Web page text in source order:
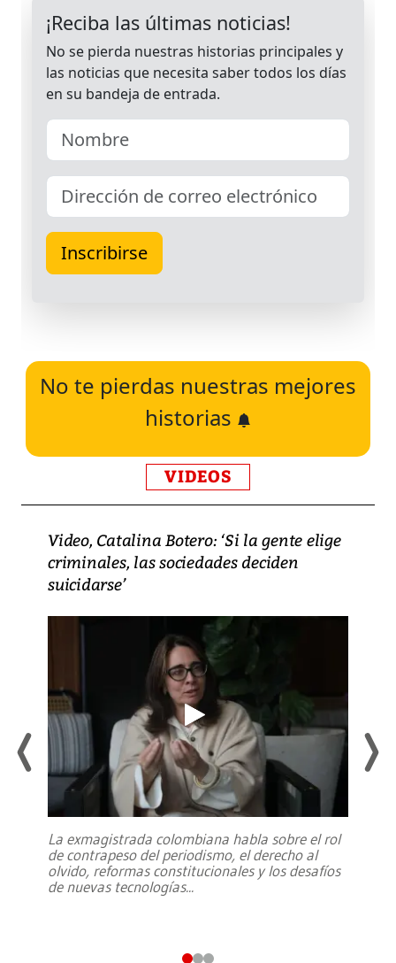
No te pierdas nuestras mejores
historias
VIDEOS
Video, Catalina Botero: ‘Si la gente elige
criminales, las sociedades deciden
suicidarse’
La exmagistrada colombiana habla sobre el rol
de contrapeso del periodismo, el derecho al
olvido, reformas constitucionales y los desafíos
de nuevas tecnologías...